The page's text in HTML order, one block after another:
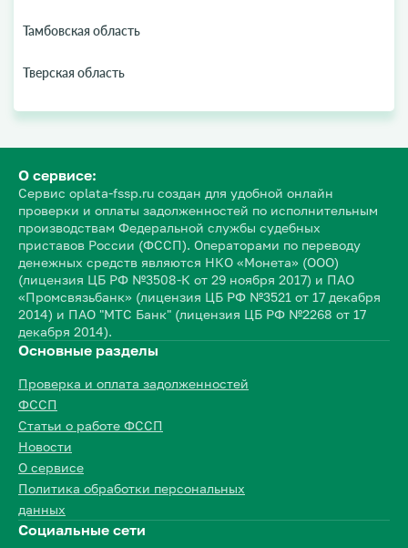
Тамбовская область
Тверская область
О сервисе:
Сервис oplata-fssp.ru создан для удобной онлайн
проверки и оплаты задолженностей по исполнительным
производствам Федеральной службы судебных
приставов России (ФССП). Операторами по переводу
денежных средств являются НКО «Монета» (ООО)
(лицензия ЦБ РФ №3508-К от 29 ноября 2017) и ПАО
«Промсвязьбанк» (лицензия ЦБ РФ №3521 от 17 декабря
2014) и ПАО "МТС Банк" (лицензия ЦБ РФ №2268 от 17
декабря 2014).
Основные разделы
Проверка и оплата задолженностей
ФССП
Статьи о работе ФССП
Новости
О сервисе
Политика обработки персональных
данных
Социальные сети